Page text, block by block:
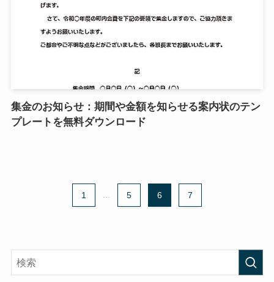
集金のお知らせ：期間や金額を知らせる案内状のテン
プレートを無料ダウンロード
1 5 6 7